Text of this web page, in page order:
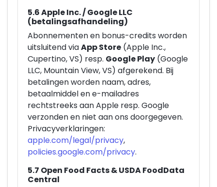
5.6 Apple Inc. / Google LLC
(betalingsafhandeling)
Abonnementen en bonus-credits worden
uitsluitend viaApp Store (Apple Inc.,
Cupertino, VS) resp. Google Play (Google
LLC, Mountain View, VS) afgerekend. Bij
betalingen worden naam, adres,
betaalmiddel en e-mailadres
rechtstreeks aan Apple resp. Google
verzonden en niet aan ons doorgegeven.
Privacyverklaringen:
apple.com/legal/privacy,
policies.google.com/privacy.
5.7 Open Food Facts & USDA FoodData
Central